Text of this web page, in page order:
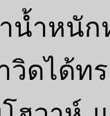
น้ำหนัก
ดได้ท